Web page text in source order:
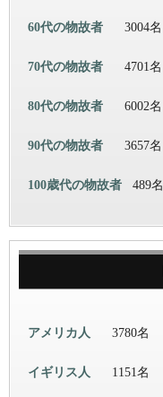
60代の物故者 3004名
70代の物故者 4701名
80代の物故者 6002名
90代の物故者 3657名
100歳代の物故者 489名
アメリカ人 3780名
イギリス人 1151名